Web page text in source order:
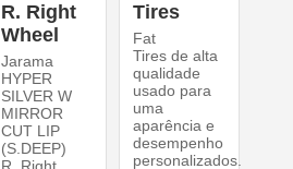
R. Right
Wheel
Jarama
HYPER
SILVER W
MIRROR
CUT LIP
(S.DEEP)
Tires
Fat
Tires de alta
qualidade
usado para
uma
aparência e
desempenho
personalizados.